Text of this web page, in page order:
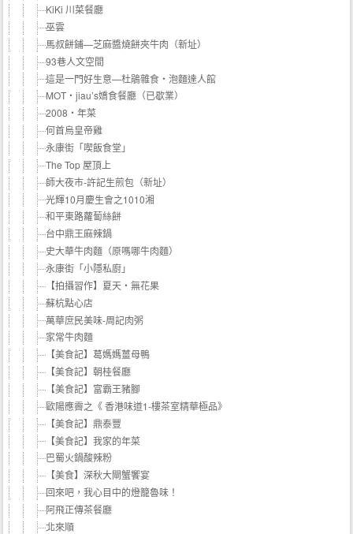
KiKi 川菜餐廳
巫雲
馬叔餅鋪—芝麻醬燒餅夾牛肉（新址）
93巷人文空間
這是一門好生意—杜鵑雜食‧泡麵達人館
MOT‧jiau’s嬌食餐廳（已歇業）
2008‧年菜
何首烏皇帝雞
永康街「喫飯食堂」
The Top 屋頂上
師大夜市-許記生煎包（新址）
光輝10月慶生會之1010湘
和平東路蘿蔔絲餅
台中鼎王麻辣鍋
史大華牛肉麵（原嗎哪牛肉麵）
永康街「小隱私廚」
【拍攝習作】夏天‧無花果
蘇杭點心店
萬華庶民美味-周記肉粥
家常牛肉麵
【美食記】葛媽媽薑母鴨
【美食記】朝桂餐廳
【美食記】富霸王豬腳
歐陽應霽之《 香港味道1-樓茶室精華極品》
【美食記】鼎泰豐
【美食記】我家的年菜
巴蜀火鍋酸辣粉
【美食】深秋大閘蟹饗宴
回來吧，我心目中的燈籠魯味！
阿飛正傳茶餐廳
北來順